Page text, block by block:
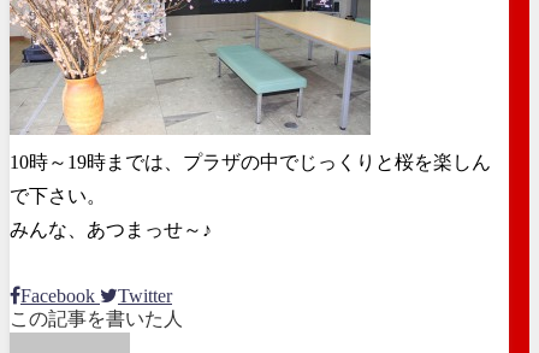
10時～19時までは、プラザの中でじっくりと桜を楽しん
で下さい。
みんな、あつまっせ～♪
Facebook
Twitter
この記事を書いた人